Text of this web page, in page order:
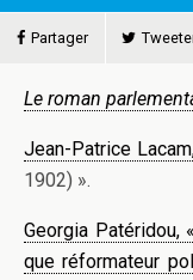
Partager
Le roman
Jean-Patrice
1902) ».
Georgia Patéridou, «
que réformateur